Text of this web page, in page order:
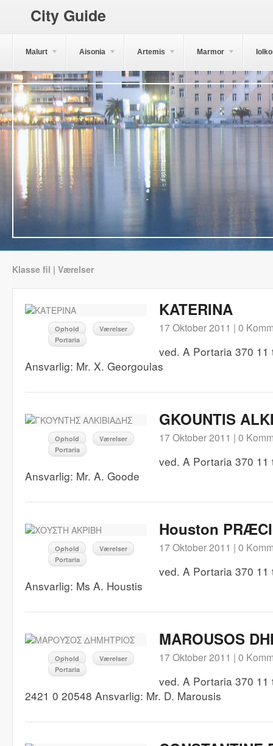
City Guide
Malurt Aisonia Artemis Marmor
Klasse fil | Værelser
Ophold
Værelser
Portaria
KATERINA
17 Oktober 2011 | 0
ved. A Portaria 370
Ansvarlig: Mr. X. Georgoulas
Ophold
Værelser
Portaria
GKOUNTIS
17 Oktober 2011 | 0
ved. A Portaria 370
Ansvarlig: Mr. A. Goode
Ophold
Værelser
Portaria
Houston
17 Oktober 2011 | 0
ved. A Portaria 370
Ansvarlig: Ms A. Houstis
Ophold
Værelser
Portaria
MAROUSOS
17 Oktober 2011 | 0
ved. A Portaria 370
2421 0 20548 Ansvarlig: Mr. D. Marousis